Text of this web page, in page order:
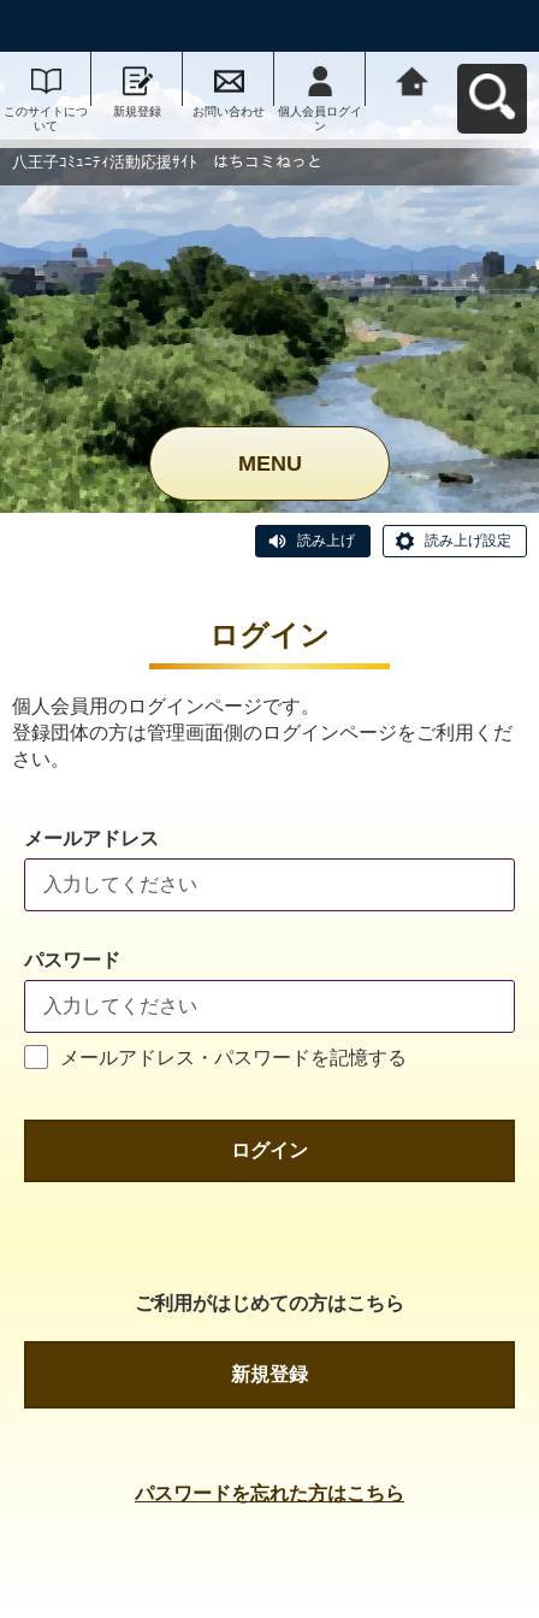
このサイトにつ
いて
新規登録 お問い合わせ
個人会員ログイ
ン
動応援ｻｲﾄ はち
コミねっとへ戻
八王子ｺﾐｭﾆﾃｨ活動応援ｻｲﾄ はちコミねっと
MENU
読み上げ 読み上げ設定
ログイン
個人会員用のログインページです。
登録団体の方は管理画面側のログインページをご利用くだ
さい。
メールアドレス
パスワード
メールアドレス・パスワードを記憶する
ログイン
ご利用がはじめての方はこちら
新規登録
パスワードを忘れた方はこちら